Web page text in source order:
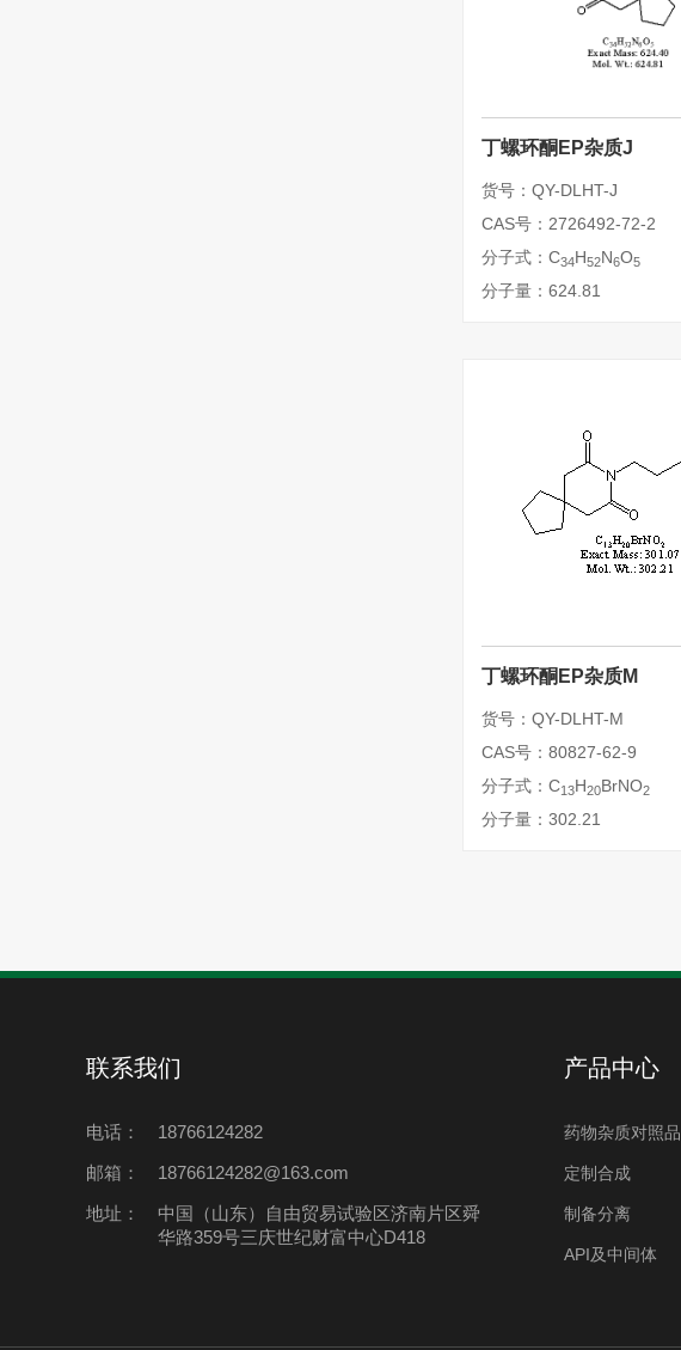
丁螺环酮EP杂质J
货号：QY-DLHT-J
CAS号：2726492-72-2
分子式：C34H52N6O5
分子量：624.81
丁螺环酮EP杂质M
货号：QY-DLHT-M
CAS号：80827-62-9
分子式：C13H20BrNO2
分子量：302.21
联系我们
电话：
18766124282
邮箱：
18766124282@163.com
地址：
中国（山东）自由贸易试验区济南片区舜
华路359号三庆世纪财富中心D418
产品中心
药物杂质对照品
定制合成
制备分离
API及中间体